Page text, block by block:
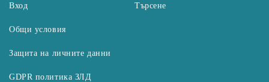
Вход Търсене
Общи условия
Защита на личните данни
GDPR политика ЗЛД